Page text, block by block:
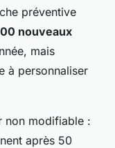
préventive
nouveaux
mais
à personnaliser
non modifiable :
après 50